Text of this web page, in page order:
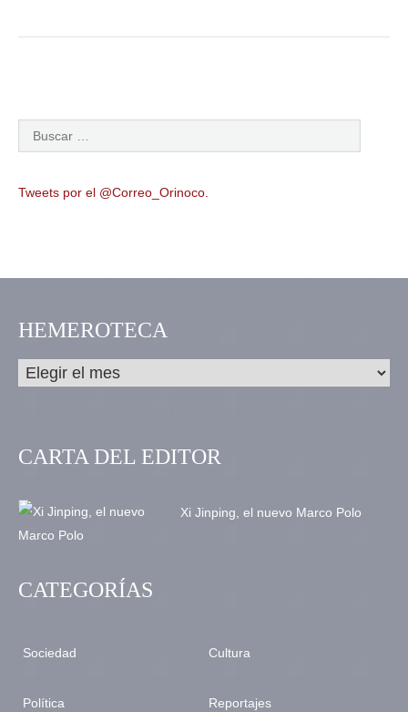
Tweets por el @Correo_Orinoco.
HEMEROTECA
CARTA DEL EDITOR
Xi Jinping, el nuevo Marco Polo
CATEGORÍAS
Sociedad
Política
Cultura
Reportajes